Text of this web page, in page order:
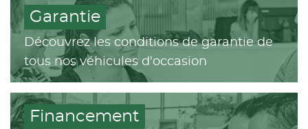
Garantie
Découvrez les conditions de garantie de
tous nos véhicules d'occasion
Financement